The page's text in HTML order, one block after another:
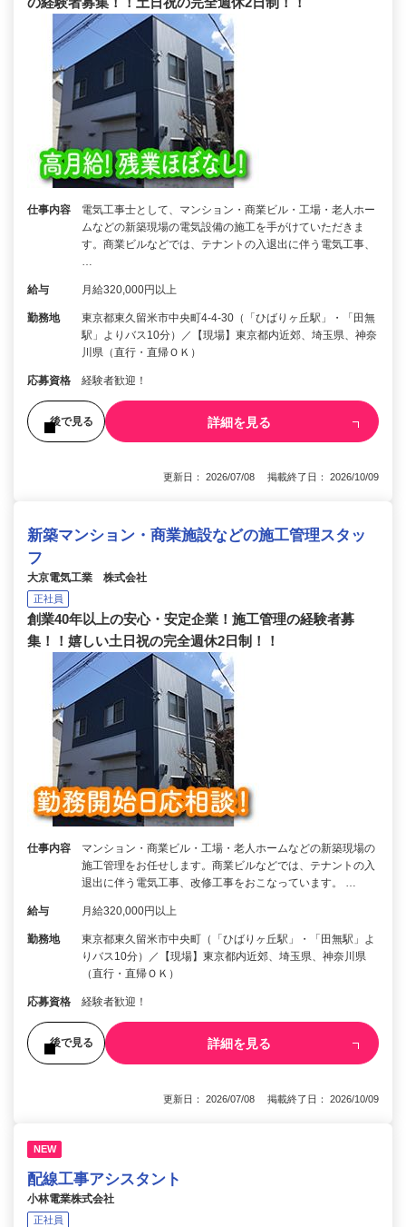
仕事内容
電気工事士として、マンション・商業ビル・工場・老人ホー
ムなどの新築現場の電気設備の施工を手がけていただきま
す。商業ビルなどでは、テナントの入退出に伴う電気工事、
給与 月給320,000円以上
勤務地
東京都東久留米市中央町4-4-30（「ひばりヶ丘駅」・「田無
駅」よりバス10分）／【現場】東京都内近郊、埼玉県、神奈
川県（直行・直帰ＯＫ）
応募資格 経験者歓迎！
後で見る 詳細を見る
更新日： 2026/07/08 掲載終了日： 2026/10/09
新築マンション・商業施設などの施工管理スタッ
フ
大京電気工業 株式会社
正社員
創業40年以上の安心・安定企業！施工管理の経験者募
集！！嬉しい土日祝の完全週休2日制！！
仕事内容
マンション・商業ビル・工場・老人ホームなどの新築現場の
施工管理をお任せします。商業ビルなどでは、テナントの入
退出に伴う電気工事、改修工事をおこなっています。 …
給与 月給320,000円以上
勤務地
東京都東久留米市中央町（「ひばりヶ丘駅」・「田無駅」よ
りバス10分）／【現場】東京都内近郊、埼玉県、神奈川県
（直行・直帰ＯＫ）
応募資格 経験者歓迎！
後で見る 詳細を見る
更新日： 2026/07/08 掲載終了日： 2026/10/09
NEW
配線工事アシスタント
小林電業株式会社
正社員